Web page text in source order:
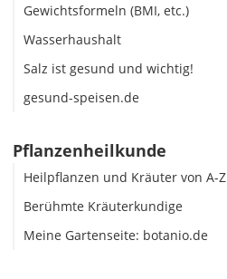
Gewichtsformeln (BMI, etc.)
Wasserhaushalt
Salz ist gesund und wichtig!
gesund-speisen.de
Pflanzenheilkunde
Heilpflanzen und Kräuter von A-Z
Berühmte Kräuterkundige
Meine Gartenseite: botanio.de